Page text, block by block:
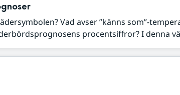
Vad avser ”känns som”-
procentsiffror? I denna